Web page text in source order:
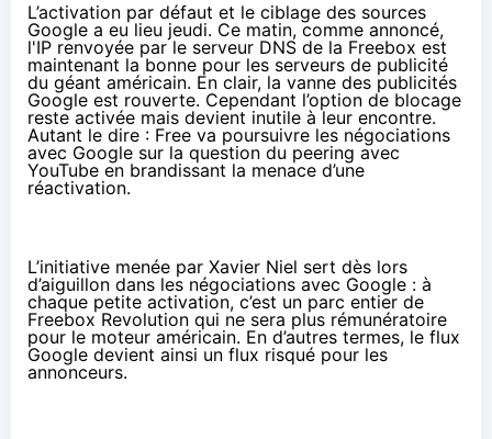
L’activation par défaut et le ciblage des sources
Google a eu lieu jeudi. Ce matin, comme annoncé,
l'IP renvoyée par le serveur DNS de la Freebox est
maintenant la bonne pour les serveurs de publicité
du géant américain. En clair, la vanne des publicités
Google est rouverte. Cependant l’option de blocage
reste activée mais devient inutile à leur encontre.
Autant le dire : Free va poursuivre les négociations
avec Google sur la question du peering avec
YouTube en brandissant la menace d’une
réactivation.
L’initiative menée par Xavier Niel sert dès lors
d’aiguillon dans les négociations avec Google : à
chaque petite activation, c’est un parc entier de
Freebox Revolution qui ne sera plus rémunératoire
pour le moteur américain. En d’autres termes, le flux
Google devient ainsi un flux risqué pour les
annonceurs.